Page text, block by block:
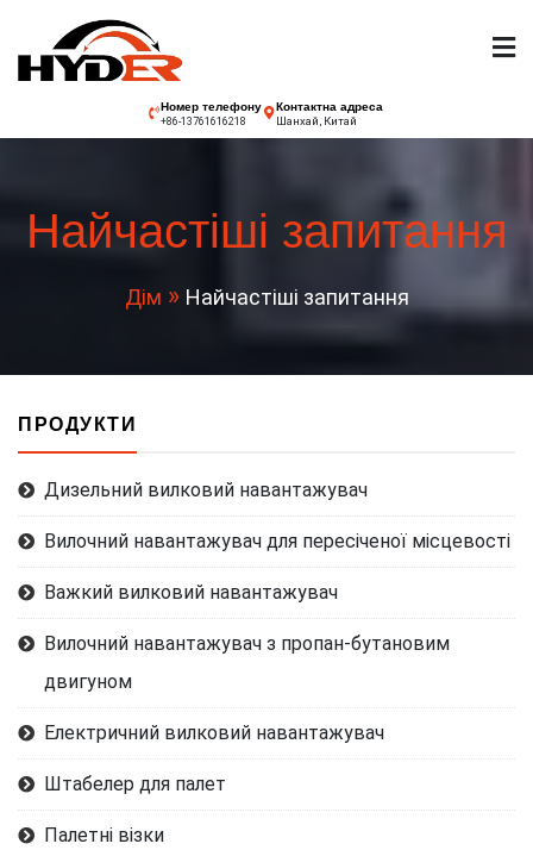
змісту
Вилочний
навантажувач
Hyder
Номер телефону
+86-13761616218
Контактна адреса
Шанхай, Китай
Найчастіші запитання
Дім Найчастіші запитання
ПРОДУКТИ
Дизельний вилковий навантажувач
Вилочний навантажувач для пересіченої місцевості
Важкий вилковий навантажувач
Вилочний навантажувач з пропан-бутановим
двигуном
Електричний вилковий навантажувач
Штабелер для палет
Палетні візки